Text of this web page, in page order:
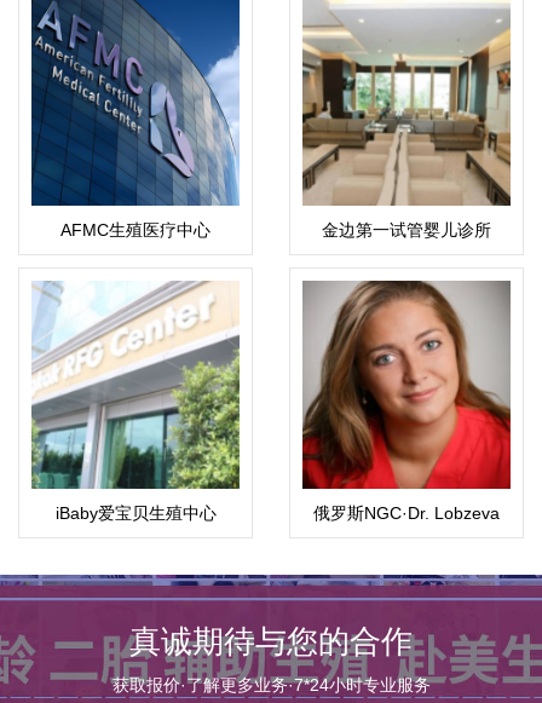
AFMC生殖医疗中心
金边第一试管婴儿诊所
(FFC)
iBaby爱宝贝生殖中心
俄罗斯NGC·Dr. Lobzeva
Diana医生·戴安娜医生
真诚期待与您的合作
获取报价·了解更多业务·7*24小时专业服务